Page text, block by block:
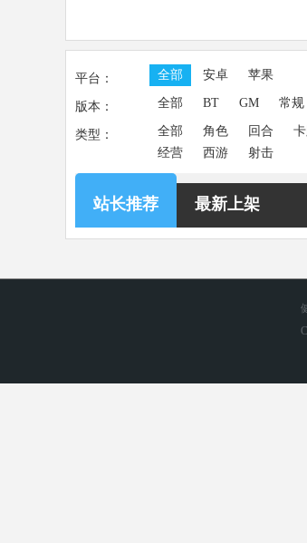
平台： 全部 安卓 苹果
版本： 全部 BT GM 常规
类型： 全部 角色 回合
经营
西游 射击
站长推荐 最新上架